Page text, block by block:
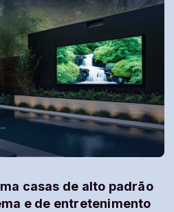
casas de alto padrão
e de entretenimento